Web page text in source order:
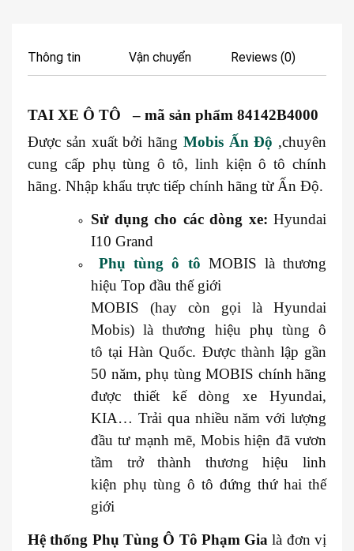
Thông tin Vận chuyển Reviews (0)
TAI XE Ô TÔ – mã sản phẩm 84142B4000
Được sản xuất bởi hãng Mobis Ấn Độ ,chuyên
cung cấp phụ tùng ô tô, linh kiện ô tô chính
hãng. Nhập khẩu trực tiếp chính hãng từ Ấn Độ.
Sử dụng cho các dòng xe: Hyundai
I10 Grand
Phụ tùng ô tô MOBIS là thương
hiệu Top đầu thế giới
MOBIS (hay còn gọi là Hyundai
Mobis) là thương hiệu phụ tùng ô
tô tại Hàn Quốc. Được thành lập gần
50 năm, phụ tùng MOBIS chính hãng
được thiết kế dòng xe Hyundai,
KIA… Trải qua nhiều năm với lượng
đầu tư mạnh mẽ, Mobis hiện đã vươn
tầm trở thành thương hiệu linh
kiện phụ tùng ô tô đứng thứ hai thế
giới
Hệ thống Phụ Tùng Ô Tô Phạm Gia là đơn vị